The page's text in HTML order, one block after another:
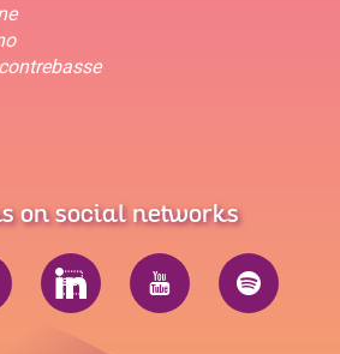
contrebasse
on social networks